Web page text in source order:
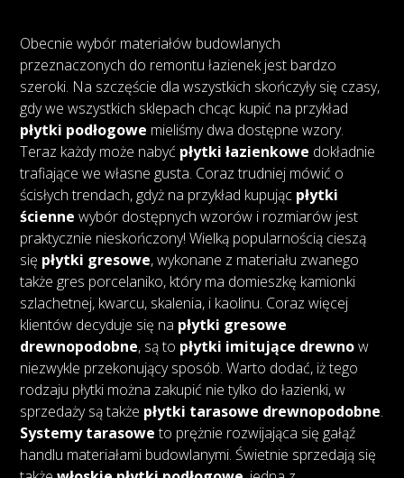
Obecnie wybór materiałów budowlanych
przeznaczonych do remontu łazienek jest bardzo
szeroki. Na szczęście dla wszystkich skończyły się czasy,
gdy we wszystkich sklepach chcąc kupić na przykład
płytki podłogowe mieliśmy dwa dostępne wzory.
Teraz każdy może nabyć płytki łazienkowe dokładnie
trafiające we własne gusta. Coraz trudniej mówić o
ścisłych trendach, gdyż na przykład kupując płytki
ścienne wybór dostępnych wzorów i rozmiarów jest
praktycznie nieskończony! Wielką popularnością cieszą
się płytki gresowe, wykonane z materiału zwanego
także gres porcelaniko, który ma domieszkę kamionki
szlachetnej, kwarcu, skalenia, i kaolinu. Coraz więcej
klientów decyduje się na płytki gresowe
drewnopodobne, są to płytki imitujące drewnow
niezwykle przekonujący sposób. Warto dodać, iż tego
rodzaju płytki można zakupić nie tylko do łazienki, w
sprzedaży są także płytki tarasowe drewnopodobne.
Systemy tarasoweto prężnie rozwijająca się gałąź
handlu materiałami budowlanymi. Świetnie sprzedają się